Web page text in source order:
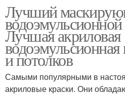
Лучший
Лучшая акриловая
водоэмульсионная
и потолков
Самыми популярными в
акриловые краски. Они